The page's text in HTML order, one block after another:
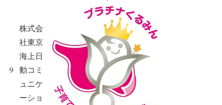
9
株式会
社東京
海上日
動コミ
ュニケ
ーショ